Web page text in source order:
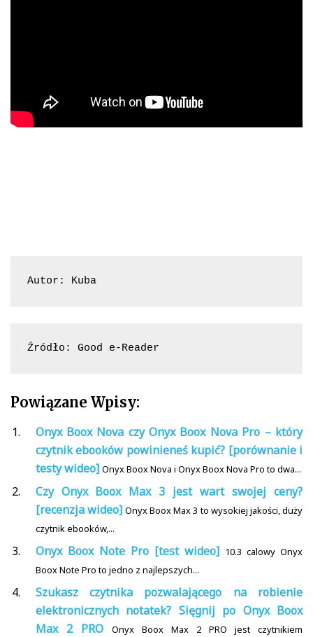
Autor: Kuba
Źródło: Good e-Reader
Powiązane Wpisy:
Onyx Boox Nova czy Onyx Boox Nova Pro – który
czytnik ebooków powinieneś kupić? [porównanie i
testy wideo] Onyx Boox Nova i Onyx Boox Nova Pro to dwa...
Czy Onyx Boox Max 3 jest wart swojej ceny?
[recenzja wideo] Onyx Boox Max 3 to wysokiej jakości, duży
czytnik ebooków,...
Onyx Boox Note Pro [test wideo] 10.3 calowy Onyx
Boox Note Pro to jedno z najlepszych...
Szukasz czytnika pozwalającego na robienie
elektronicznych notatek? Sięgnij po Onyx Boox
Max 2 PRO
Onyx Boox Max 2 PRO jest czytnikiem